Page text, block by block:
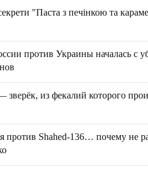
"Паста з печінкою та
против Украины началась с
зверёк, из фекалий которого
против Shahed-136… почему не